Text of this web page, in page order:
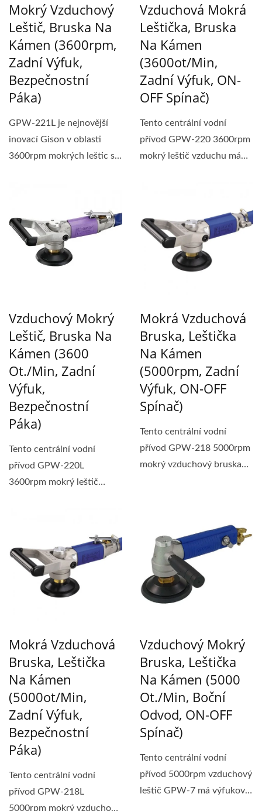
Mokrý Vzduchový
Leštič, Bruska Na
Kámen (3600rpm,
Zadní Výfuk,
Bezpečnostní
Páka)
GPW-221L je nejnovější
inovací Gison v oblasti
3600rpm mokrých leštic s
Vzduchová Mokrá
Leštička, Bruska
Na Kámen
(3600ot/min,
Zadní Výfuk, ON-
OFF Spínač)
Tento centrální vodní
přívod GPW-220 3600rpm
mokrý leštič vzduchu má
Vzduchový Mokrý
Leštič, Bruska Na
Kámen (3600
Ot./min, Zadní
Výfuk,
Bezpečnostní
Páka)
Tento centrální vodní
přívod GPW-220L
3600rpm mokrý leštič
Mokrá Vzduchová
Bruska, Leštička
Na Kámen
(5000rpm, Zadní
Výfuk, ON-OFF
Spínač)
Tento centrální vodní
přívod GPW-218 5000rpm
mokrý vzduchový bruska
Mokrá Vzduchová
Bruska, Leštička
Na Kámen
(5000ot/min,
Zadní Výfuk,
Bezpečnostní
Páka)
Tento centrální vodní
přívod GPW-218L
5000rpm mokrý vzduchový
Vzduchový Mokrý
Bruska, Leštička
Na Kámen (5000
Ot./min, Boční
Odvod, ON-OFF
Spínač)
Tento centrální vodní
přívod 5000rpm vzduchový
leštič GPW-7 má výfukový